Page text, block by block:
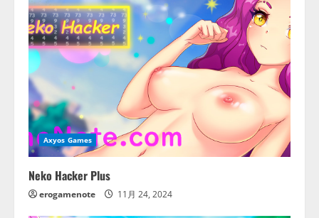
Axyos Games
Neko Hacker Plus
erogamenote 11月 24, 2024